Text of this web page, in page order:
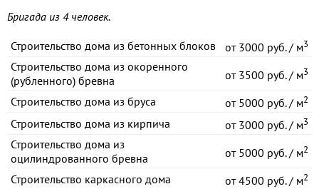
Бригада из 4 человек.
Строительство дома из бетонных блоков от3000 руб. / м3
Строительство дома из окоренного
(рубленного) бревна
от3500 руб. / м3
Строительство дома из бруса от5000 руб. / м2
Строительство дома из кирпича от3000 руб. / м3
Строительство дома из
оцилиндрованного бревна
от5000 руб. / м2
Строительство каркасного дома от4500 руб. / м2